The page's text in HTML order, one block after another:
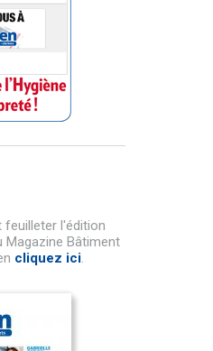
feuilleter l'édition
Magazine Bâtiment
cliquez ici